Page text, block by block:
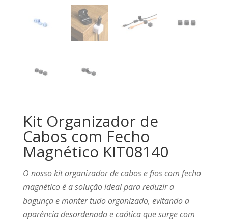
Kit Organizador de
Cabos com Fecho
Magnético KIT08140
O nosso kit organizador de cabos e fios com fecho
magnético é a solução ideal para reduzir a
bagunça e manter tudo organizado, evitando a
aparência desordenada e caótica que surge com